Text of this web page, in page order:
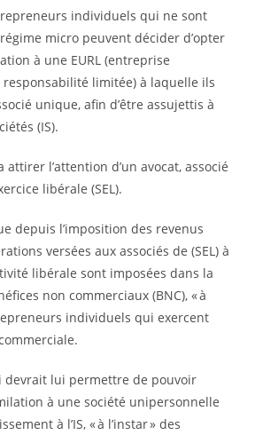
individuels qui ne sont
micro peuvent décider d’opter
à une EURL (entreprise
limitée) à laquelle ils
unique, afin d’être assujettis à
(IS).
l’attention d’un avocat, associé
libérale (SEL).
depuis l’imposition des revenus
versées aux associés de (SEL) à
libérale sont imposées dans la
non commerciaux (BNC), « à
individuels qui exercent
devrait lui permettre de pouvoir
à une société unipersonnelle
à l’IS, « à l’instar » des